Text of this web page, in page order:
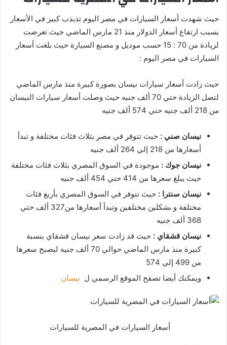
حيث شهدت أسعار السيارات في مصر اليوم تذبذب كبير في الأسعار
بسبب ارتفاع أسعار الدولار منذ 21 مارس الماضي حيث تعرضت
لزيادة من 70 : 15 حسب موديل و مصنع السيارة حيث بلغت أسعار
السيارات في مصر اليوم :
حيث زادت أسعار سيارات نيسان بصورة كبيرة منذ مارس الماضي
لتصل الزيادة حتي 70 ألف جنيه حيث وصلت أسعار سيارات النيسان
من 218 ألف جنيه حتي 574 ألف جنيه
نيسان صني : حيث تتوفر في مصر بثلاث فئات مختلفة و تبدأ
أسعارها من 218 إلي 264 ألف جنيه
نيسان جوك : موجودة في السوق المصري بثلاث فئات مختلفة
حيث يبلغ سعرها من 414 حتي 454 ألف جنيه
نيسان سنترا : حيث تتوفر في السوق المصري بأربع فئات
مختلفة و بشكلين مختلفين وتبدأ أسعارها من327 ألف حتي
368 ألف جنيه
نيسان قشقاي : حيث قد زادت سعر نيسان قشقاي بنسبة
كبيرة منذ مارس الماضي حوالي 70 ألف جنيه ليصبح سعرها
من 499 إلي 574
ويمكنك أيضا تصفح الموقع الرسمي ل نيسان
أسعار السيارات في المصرية للسيارات